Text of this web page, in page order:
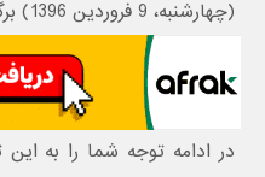
(چهارشنبه، 9 فروردین 1396) برگزار خواهد شذ.
در ادامه توجه شما را به